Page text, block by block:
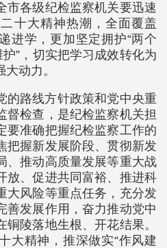
市各级纪检监察机关要迅速
十大精神热潮，全面覆盖
进学，更加坚定拥护“两个
”，切实把学习成效转化为
动力。
的路线方针政策和党中央重
督检查，是纪检监察机关担
要准确把握纪检监察工作的
把握新发展阶段、贯彻新发
、推动高质量发展等重大战
放、促进共同富裕、推进科
大风险等重点任务，充分发
善发展作用，奋力推动党中
陵落地生根、开花结果。
大精神，推深做实“作风建